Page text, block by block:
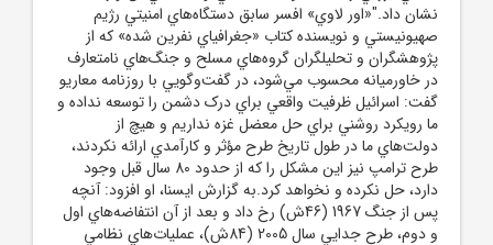
نشان داد."«اور لاوي» افسر سابق دستگاه‌هاي امنيتي رژيم
صهيونيستي و نويسنده کتاب «جغرافياي نفرين شده» که از
پژوهشگران و تحليلگران گروه‌هاي مسلح و جنگ‌هاي نامتعارف
در خاورميانه محسوب مي‌شود، در گفت‌وگويي با روزنامه معاريو
گفت: اسرائيل ظرفيت واقعي براي درک دشمن را توسعه نداده و
ما رويکرد روشني براي حل معضل غزه نداريم و هيچ از
دولت‌هاي ما در طول تاريخ طرح مؤثر و کارآمدي ارائه نکردند،
طرح ترامپ نيز اين مشکل را که از حدود 80 سال قبل وجود
دارد، حل نکرده و نخواهد کرد.به گزارش ايسنا، او افزود: آنچه
پس از جنگ 1967 (46ش) رخ داد و بعد از آن انتفاضه‌هاي اول
و دوم، طرح جدايي سال 2005 (84ش)، عمليات‌هاي نظامي